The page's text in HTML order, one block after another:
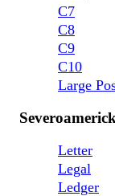
C7
C8
C9
C10
Large
Letter
Legal
Ledger